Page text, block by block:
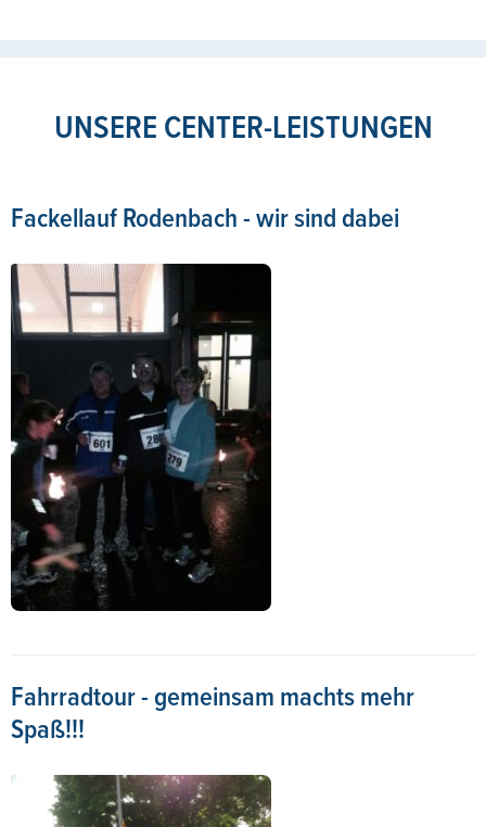
UNSERE CENTER-LEISTUNGEN
Fackellauf Rodenbach - wir sind dabei
Fahrradtour - gemeinsam machts mehr
Spaß!!!